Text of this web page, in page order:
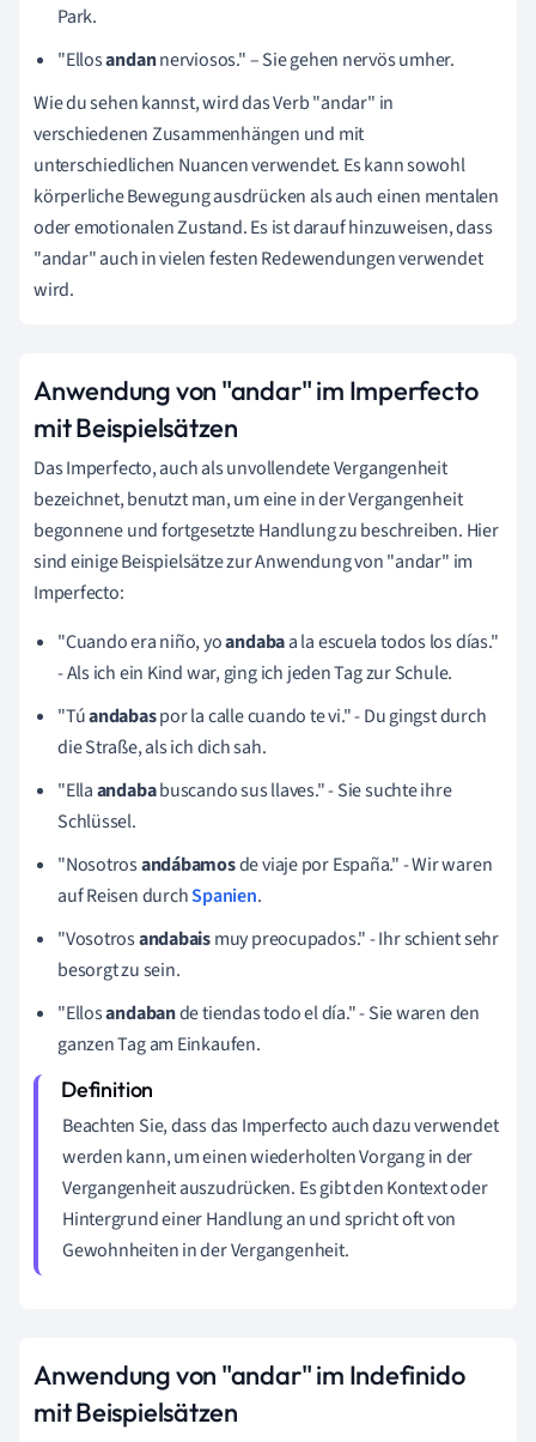
Park.
"Ellosandannerviosos." – Sie gehen nervös umher.
Wie du sehen kannst, wird das Verb "andar" in
verschiedenen Zusammenhängen und mit
unterschiedlichen Nuancen verwendet. Es kann sowohl
körperliche Bewegung ausdrücken als auch einen mentalen
oder emotionalen Zustand. Es ist darauf hinzuweisen, dass
"andar" auch in vielen festen Redewendungen verwendet
wird.
Anwendung von "andar" im Imperfecto
mit Beispielsätzen
Das Imperfecto, auch als unvollendete Vergangenheit
bezeichnet, benutzt man, um eine in der Vergangenheit
begonnene und fortgesetzte Handlung zu beschreiben. Hier
sind einige Beispielsätze zur Anwendung von "andar" im
Imperfecto:
"Cuando era niño, yoandabaa la escuela todos los días."
- Als ich ein Kind war, ging ich jeden Tag zur Schule.
"Túandabaspor la calle cuando te vi." - Du gingst durch
die Straße, als ich dich sah.
"Ellaandababuscando sus llaves." - Sie suchte ihre
Schlüssel.
"Nosotrosandábamosde viaje por España." - Wir waren
auf Reisen durchSpanien.
"Vosotrosandabaismuy preocupados." - Ihr schient sehr
besorgt zu sein.
"Ellosandabande tiendas todo el día." - Sie waren den
ganzen Tag am Einkaufen.
Beachten Sie, dass das Imperfecto auch dazu verwendet
werden kann, um einen wiederholten Vorgang in der
Vergangenheit auszudrücken. Es gibt den Kontext oder
Hintergrund einer Handlung an und spricht oft von
Gewohnheiten in der Vergangenheit.
Anwendung von "andar" im Indefinido
mit Beispielsätzen